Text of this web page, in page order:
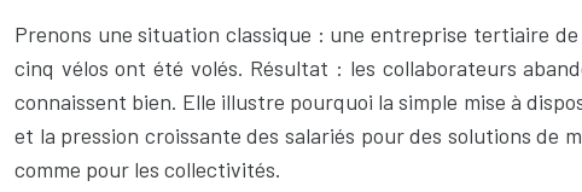
Prenons une situation classique : une entreprise tertiaire
cinq vélos ont été volés. Résultat : les collaborateurs
connaissent bien. Elle illustre pourquoi la simple mise à
et la pression croissante des salariés pour des solutions de
comme pour les collectivités.